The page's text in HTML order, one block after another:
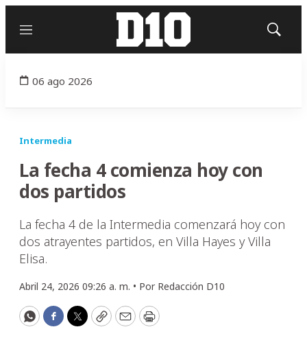
Menú
Mostrar
06 ago 2026
Intermedia
La fecha 4 comienza hoy con
dos partidos
La fecha 4 de la Intermedia comenzará hoy con
dos atrayentes partidos, en Villa Hayes y Villa
Elisa.
Abril 24, 2026 09:26 a. m. • Por Redacción D10
WhatsApp
Facebook
Twitter
CopyEmailPrint